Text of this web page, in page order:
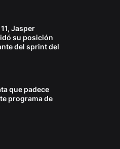
Jasper
su posición
del sprint del
que padece
programa de